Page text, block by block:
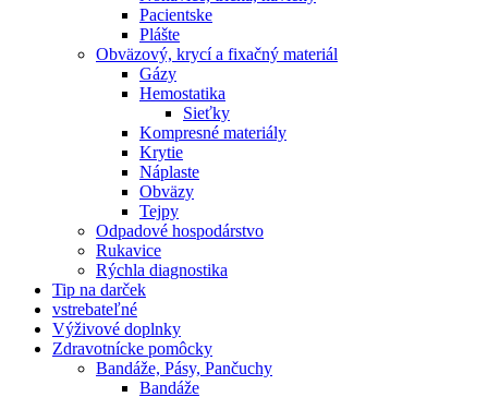
Pacientske
Plášte
Obväzový, krycí a fixačný materiál
Gázy
Hemostatika
Sieťky
Kompresné materiály
Krytie
Náplaste
Obväzy
Tejpy
Odpadové hospodárstvo
Rukavice
Rýchla diagnostika
Tip na darček
vstrebateľné
Výživové doplnky
Zdravotnícke pomôcky
Bandáže, Pásy, Pančuchy
Bandáže